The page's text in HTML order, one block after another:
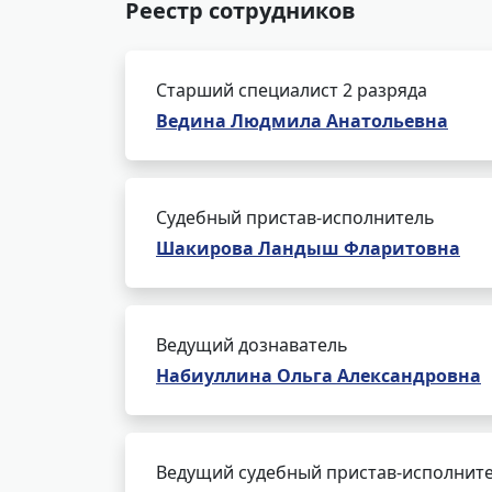
Реестр сотрудников
Старший специалист 2 разряда
Ведина Людмила Анатольевна
Судебный пристав-исполнитель
Шакирова Ландыш Фларитовна
Ведущий дознаватель
Набиуллина Ольга Александровна
Ведущий судебный пристав-